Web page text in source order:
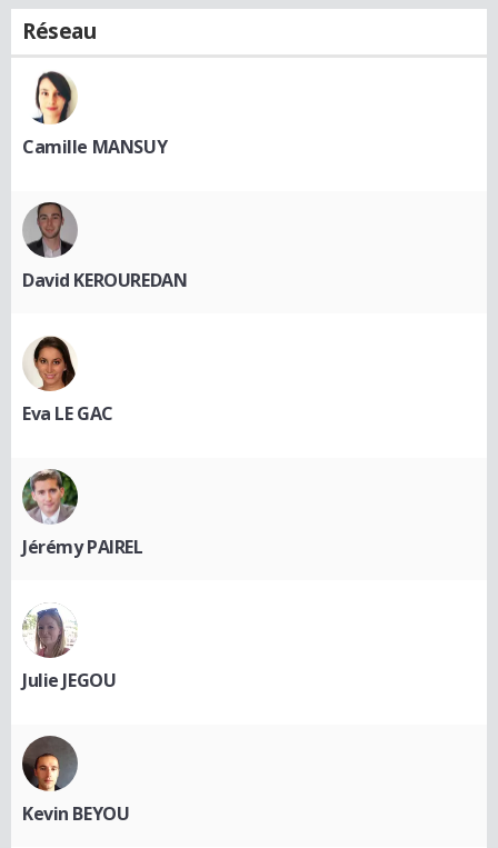
Réseau
Camille MANSUY
David KEROUREDAN
Eva LE GAC
Jérémy PAIREL
Julie JEGOU
Kevin BEYOU